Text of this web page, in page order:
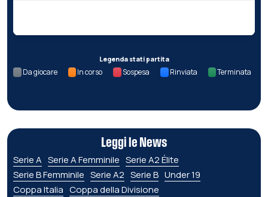
Legenda stati partita
Da giocare In corso Sospesa Rinviata Terminata
Leggi le News
Serie A Serie A Femminile Serie A2 Élite
Serie B Femminile Serie A2 Serie B Under 19
Coppa Italia Coppa della Divisione